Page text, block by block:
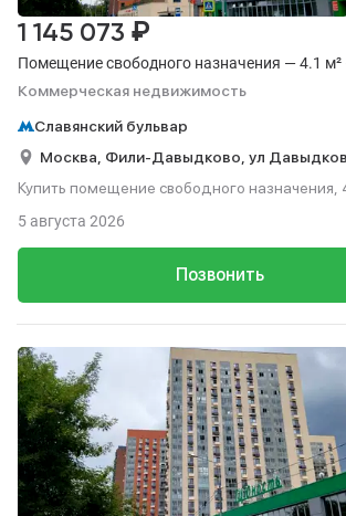
Помещение свободного назначения — 4.1
Коммерческая недвижимость
1 145 073 ₽
Славянский бульвар
Москва, Фили-Давыдково, ул
Купить помещение свободного назначения,
Позвонить
5 августа 2026